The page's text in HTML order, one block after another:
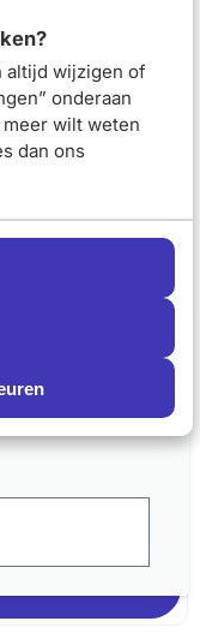
altijd wijzigen of
onderaan
meer wilt weten
dan ons
bestelling
+ Elasticity 3D
30ml en
SPF15 50ml
Routine Kit
SPF30 50ml